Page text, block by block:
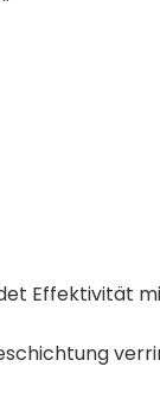
Effektivität